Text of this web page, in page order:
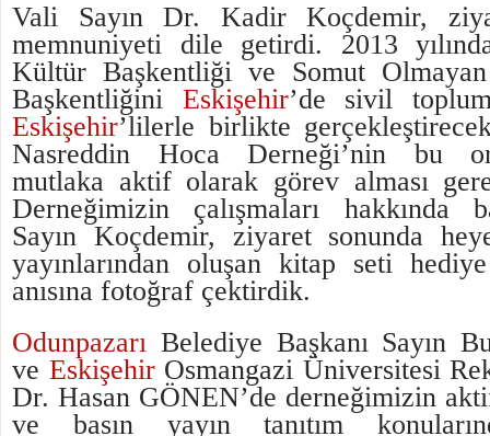
Vali Sayın Dr. Kadir Koçdemir,
memnuniyeti dile getirdi. 2013
Kültür Başkentliği ve Somut
Başkentliğini Eskişehir’de sivil
Eskişehir’lilerle birlikte
Nasreddin Hoca Derneği’nin bu
mutlaka aktif olarak görev alması
Derneğimizin çalışmaları hakkında
Sayın Koçdemir, ziyaret sonunda
yayınlarından oluşan kitap seti
anısına fotoğraf çektirdik.
Odunpazarı Belediye Başkanı Sayın
ve EskişehirOsmangazi Üniversitesi
Dr. Hasan GÖNEN’de derneğimizin
ve basın yayın tanıtım